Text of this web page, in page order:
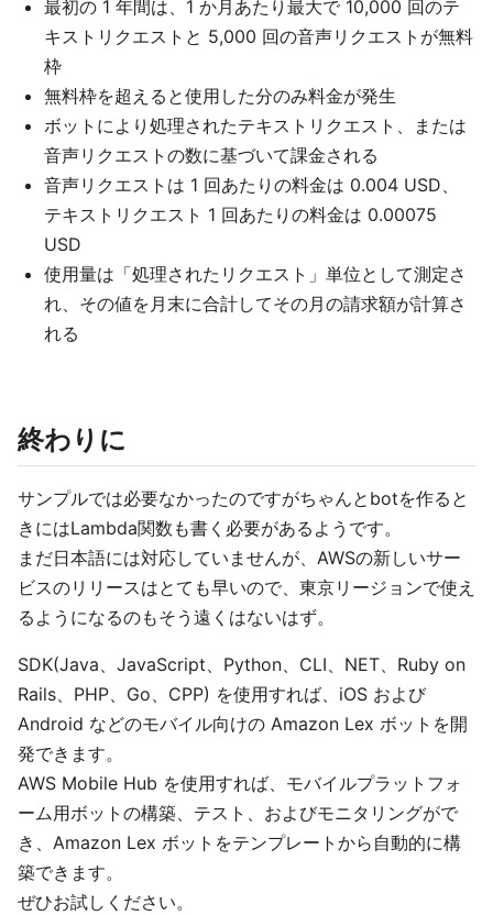
最初の 1 年間は、1 か月あたり最大で 10,000 回のテ
キストリクエストと 5,000 回の音声リクエストが無料
枠
無料枠を超えると使用した分のみ料金が発生
ボットにより処理されたテキストリクエスト、または
音声リクエストの数に基づいて課金される
音声リクエストは 1 回あたりの料金は 0.004 USD、
テキストリクエスト 1 回あたりの料金は 0.00075
USD
使用量は「処理されたリクエスト」単位として測定さ
れ、その値を月末に合計してその月の請求額が計算さ
れる
終わりに
サンプルでは必要なかったのですがちゃんとbotを作ると
きにはLambda関数も書く必要があるようです。
まだ日本語には対応していませんが、AWSの新しいサー
ビスのリリースはとても早いので、東京リージョンで使え
るようになるのもそう遠くはないはず。
SDK(Java、JavaScript、Python、CLI、NET、Ruby on
Rails、PHP、Go、CPP) を使用すれば、iOS および
Android などのモバイル向けの Amazon Lex ボットを開
発できます。
AWS Mobile Hub を使用すれば、モバイルプラットフォ
ーム用ボットの構築、テスト、およびモニタリングがで
き、Amazon Lex ボットをテンプレートから自動的に構
築できます。
ぜひお試しください。